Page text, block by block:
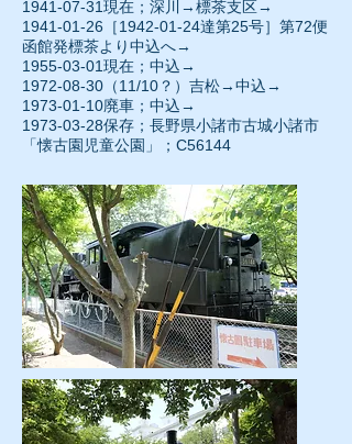
1941-07-31現在；深川→標茶支区→
1941-01-26［1942-01-24達第25号］第72便
函館発標茶より中込へ→
1955-03-01現在；中込→
1972-08-30 （11/10？）吉松→中込→
1973-01-10廃車；中込→
1973-03-28保存；長野県小諸市古城小諸市
「懐古園児童公園」；C56144